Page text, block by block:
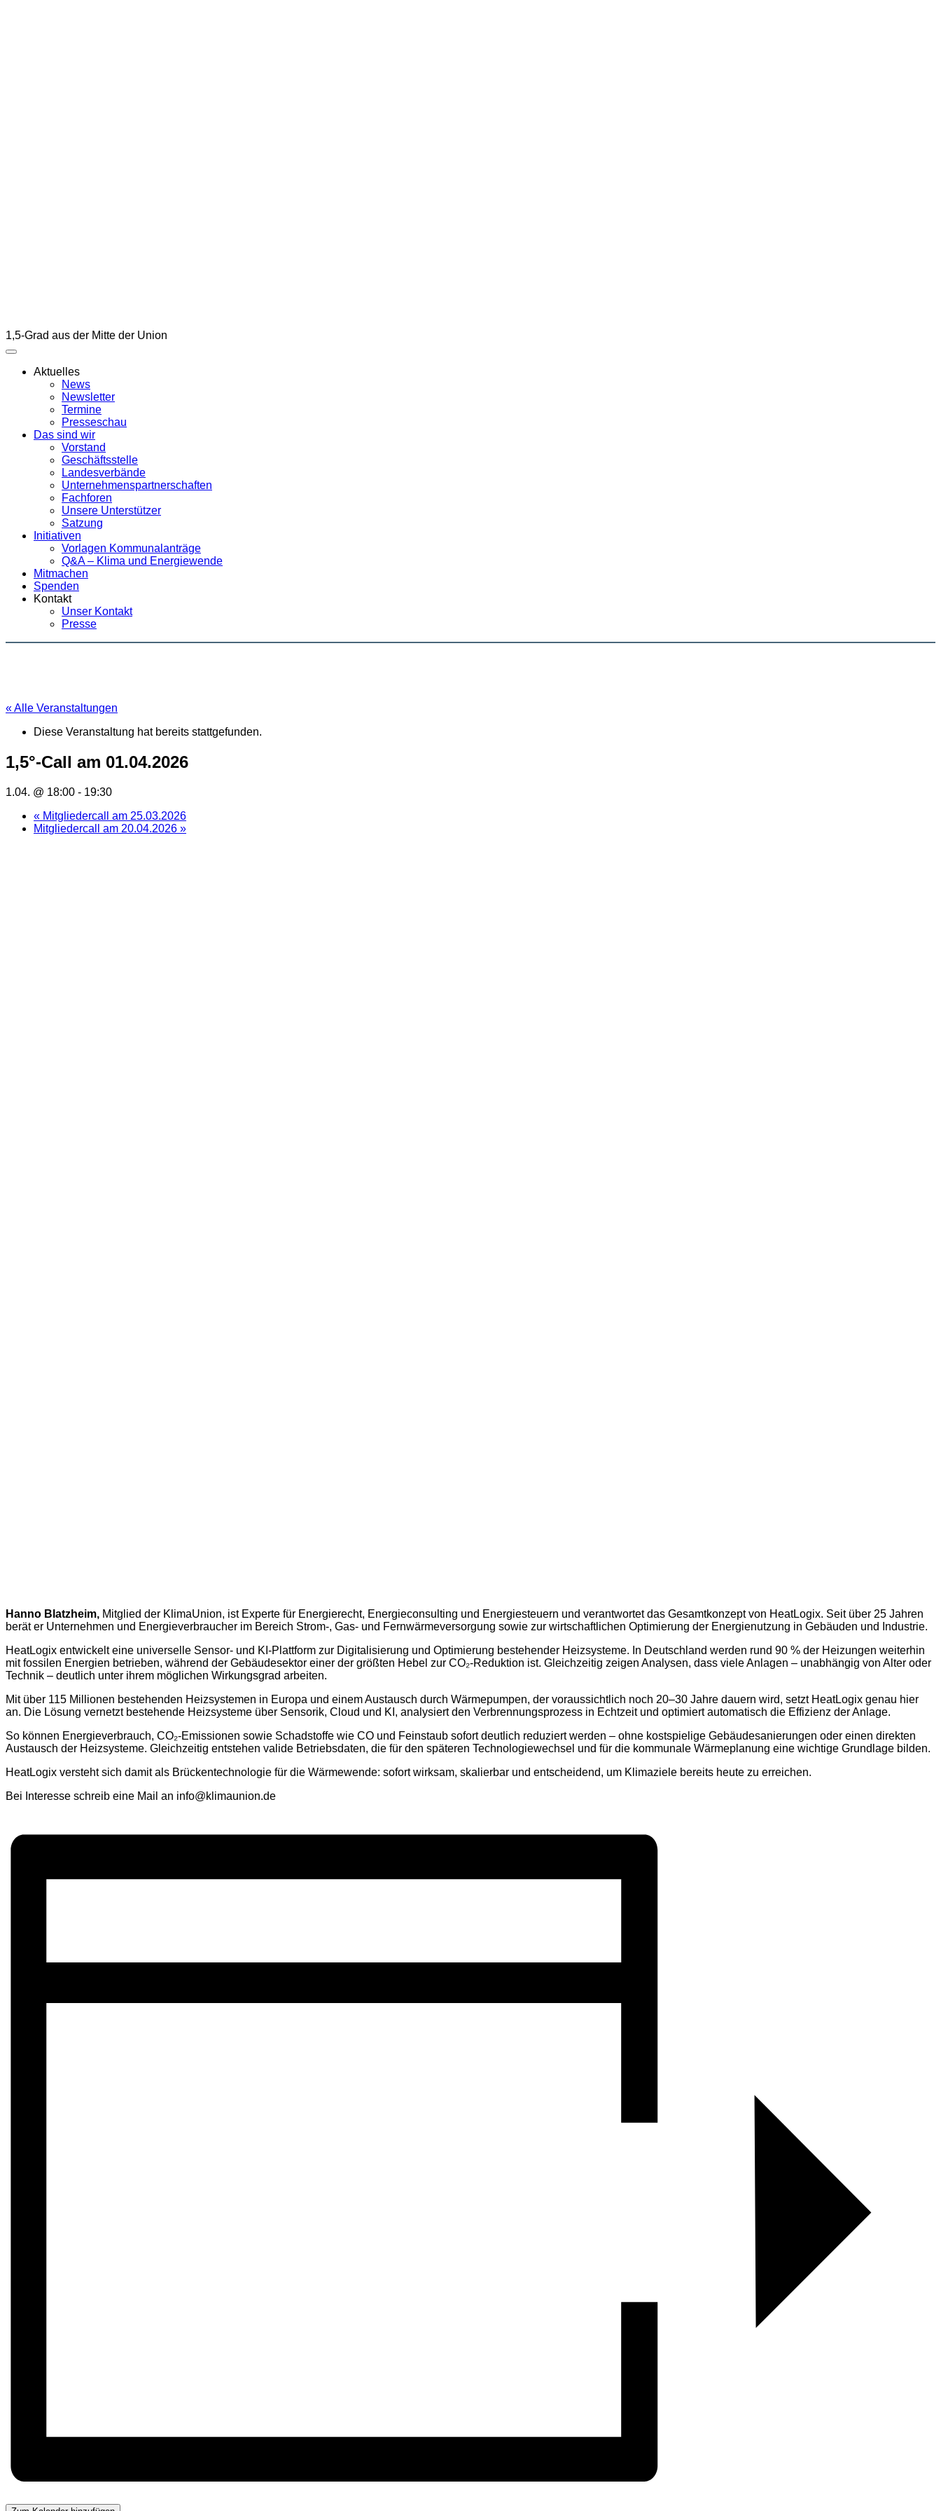
1,5-Grad aus der Mitte der Union
Aktuelles
News
Newsletter
Termine
Presseschau
Das sind wir
Vorstand
Geschäftsstelle
Landesverbände
Unternehmenspartnerschaften
Fachforen
Unsere Unterstützer
Satzung
Initiativen
Vorlagen Kommunalanträge
Q&A – Klima und Energiewende
Mitmachen
Spenden
Kontakt
Unser Kontakt
Presse
« Alle Veranstaltungen
Diese Veranstaltung hat bereits stattgefunden.
1,5°-Call am 01.04.2026
1.04. @ 18:00 - 19:30
« Mitgliedercall am 25.03.2026
Mitgliedercall am 20.04.2026 »
Hanno Blatzheim, Mitglied der KlimaUnion, ist Experte für Energierecht, Energieconsulting und Energiesteuern und verantwortet das Gesamtkonzept von HeatLogix. Seit über 25 Jahren
berät er Unternehmen und Energieverbraucher im Bereich Strom-, Gas- und Fernwärmeversorgung sowie zur wirtschaftlichen Optimierung der Energienutzung in Gebäuden und Industrie.
HeatLogix entwickelt eine universelle Sensor- und KI-Plattform zur Digitalisierung und Optimierung bestehender Heizsysteme. In Deutschland werden rund 90 % der Heizungen weiterhin
mit fossilen Energien betrieben, während der Gebäudesektor einer der größten Hebel zur CO₂-Reduktion ist. Gleichzeitig zeigen Analysen, dass viele Anlagen – unabhängig von Alter oder
Technik – deutlich unter ihrem möglichen Wirkungsgrad arbeiten.
Mit über 115 Millionen bestehenden Heizsystemen in Europa und einem Austausch durch Wärmepumpen, der voraussichtlich noch 20–30 Jahre dauern wird, setzt HeatLogix genau hier
an. Die Lösung vernetzt bestehende Heizsysteme über Sensorik, Cloud und KI, analysiert den Verbrennungsprozess in Echtzeit und optimiert automatisch die Effizienz der Anlage.
So können Energieverbrauch, CO₂-Emissionen sowie Schadstoffe wie CO und Feinstaub sofort deutlich reduziert werden – ohne kostspielige Gebäudesanierungen oder einen direkten
Austausch der Heizsysteme. Gleichzeitig entstehen valide Betriebsdaten, die für den späteren Technologiewechsel und für die kommunale Wärmeplanung eine wichtige Grundlage bilden.
HeatLogix versteht sich damit als Brückentechnologie für die Wärmewende: sofort wirksam, skalierbar und entscheidend, um Klimaziele bereits heute zu erreichen.
Bei Interesse schreib eine Mail an info@klimaunion.de